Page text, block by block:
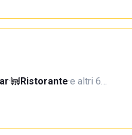
· Ristorante·e altri 6…